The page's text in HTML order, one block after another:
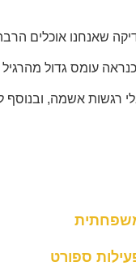
שאנחנו אוכלים
עומס גדול
רגשות אשמה,